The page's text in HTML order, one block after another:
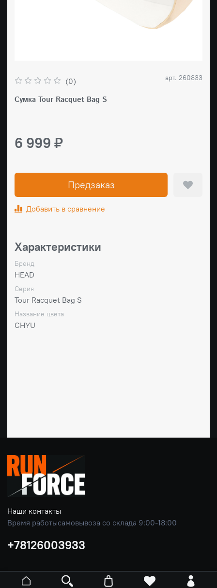
(0) арт. 260833
Сумка Tour Racquet Bag S
6 999 ₽
Предзаказ
Добавить в сравнение
Характеристики
Бренд
HEAD
Серия
Tour Racquet Bag S
Название цвета
CHYU
Наши контакты
Время работысамовывоза со склада 9:00-18:00
+78126003933